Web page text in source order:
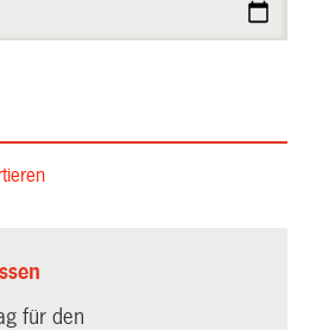
für den